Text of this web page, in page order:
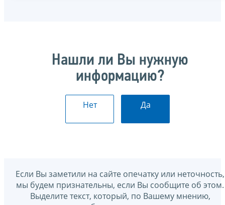
Нашли ли Вы нужную
информацию?
Нет Да
Если Вы заметили на сайте опечатку или неточность,
мы будем признательны, если Вы сообщите об этом.
Выделите текст, который, по Вашему мнению,